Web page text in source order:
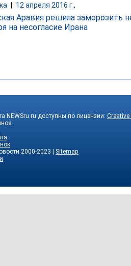
12 апреля 2016 г.,
Аравия решила заморозить
на несогласие Ирана
NEWSru.ru доступны по лицензии:
2000-2023 | Sitemap